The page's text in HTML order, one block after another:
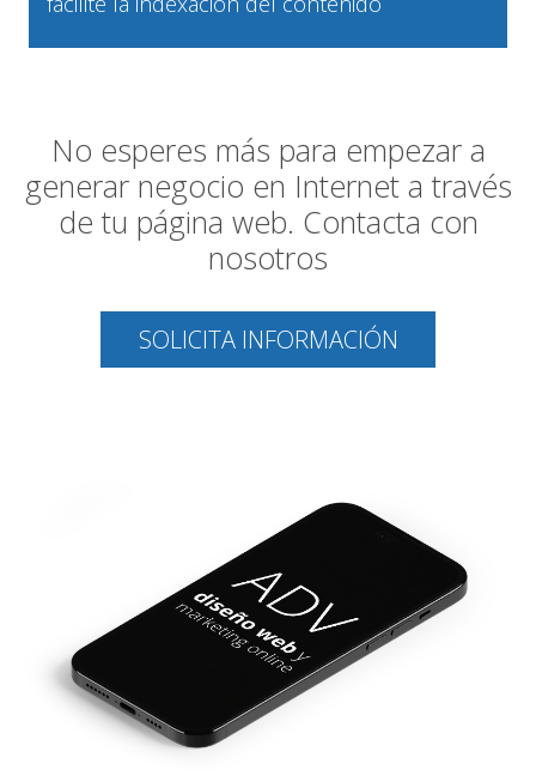
No esperes más para empezar a
generar negocio en Internet a través
de tu página web. Contacta con
nosotros
SOLICITA INFORMACIÓN